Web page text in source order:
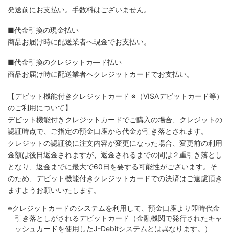
発送前にお支払い。手数料はございません。
■代金引換の現金払い
商品お届け時に配送業者へ現金でお支払い。
■代金引換のクレジットカ―ド払い
商品お届け時に配送業者へクレジットカードでお支払い。
【デビット機能付きクレジットカード ※（VISAデビットカード等）
のご利用について】
デビット機能付きクレジットカードでご購入の場合、クレジットの
認証時点で、ご指定の預金口座から代金が引き落とされます。
クレジットの認証後に注文内容が変更になった場合、変更前の利用
金額は後日返金されますが、返金されるまでの間は２重引き落とし
となり、返金までに最大で60日を要する可能性がございます。そ
のため、デビット機能付きクレジットカードでの決済はご遠慮頂き
ますようお願いいたします。
※クレジットカードのシステムを利用して、預金口座より即時代金
引き落としがされるデビットカード（金融機関で発行されたキャ
ッシュカードを使用したJ-Debitシステムとは異なります。）